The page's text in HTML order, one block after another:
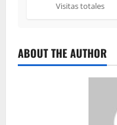
Visitas totales
ABOUT THE AUTHOR